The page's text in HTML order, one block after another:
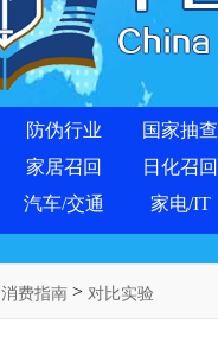
防伪行业 国家抽查
家居召回
日化召回
汽车/交通
家电/IT
消费指南 > 对比实验